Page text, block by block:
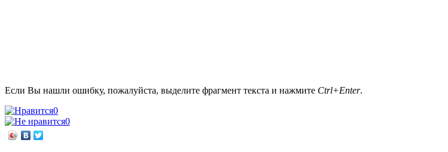
Если Вы нашли ошибку, пожалуйста, выделите фрагмент текста и нажмите Ctrl+Enter.
0
0